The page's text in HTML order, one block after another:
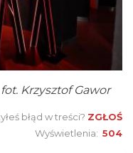
Krzysztof Gawor
błąd w treści? ZGŁOŚ
Wyświetlenia: 504